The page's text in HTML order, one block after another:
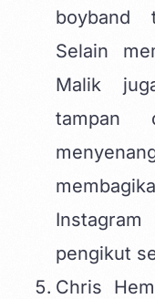
boyband
Selain
Malik
tampan
pengikut
Chris